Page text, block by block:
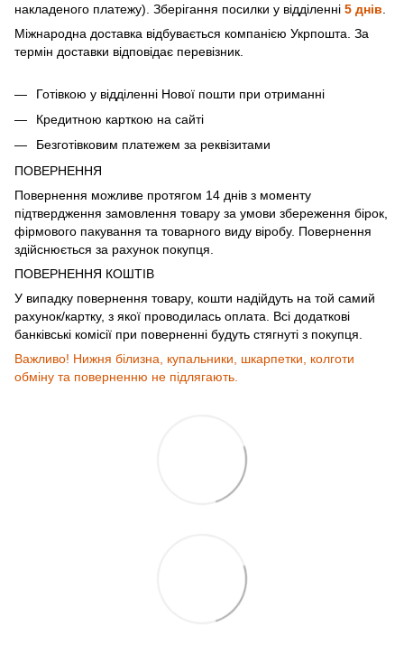
накладеного платежу). Зберігання посилки у відділенні 5 днів
Міжнародна доставка відбувається компанією Укрпошта. За
термін доставки відповідає перевізник.
Готівкою у відділенні Нової пошти при отриманні
Кредитною карткою на сайті
Безготівковим платежем за реквізитами
ПОВЕРНЕННЯ
Повернення можливе протягом 14 днів з моменту
підтвердження замовлення товару за умови збереження бірок,
фірмового пакування та товарного виду віробу. Повернення
здійснюється за рахунок покупця.
ПОВЕРНЕННЯ КОШТІВ
У випадку повернення товару, кошти надійдуть на той самий
рахунок/картку, з якої проводилась оплата. Всі додаткові
банківські комісії при поверненні будуть стягнуті з покупця.
Важливо! Нижня білизна, купальники, шкарпетки, колготи
обміну та поверненню не підлягають.